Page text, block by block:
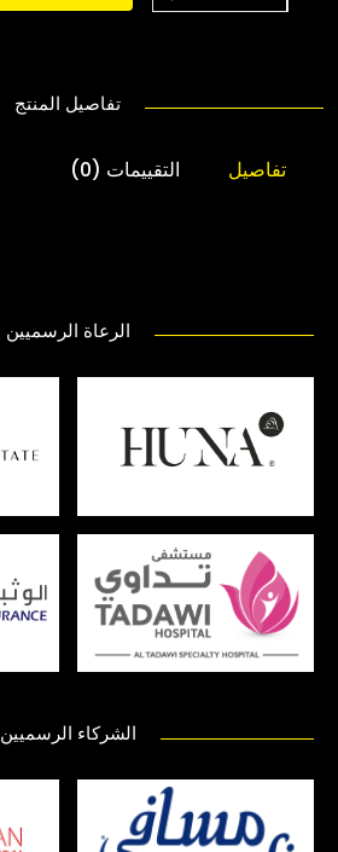
تفاصيل المنتج
تفاصيل التقييمات (0)
الرعاة الرسميين
الشركاء الرسميين